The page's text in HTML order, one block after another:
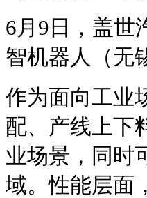
6月9日，盖世
智机器人（无
作为面向工业
配、产线上下
业场景，同时
域。性能层面